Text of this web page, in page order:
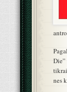
nes